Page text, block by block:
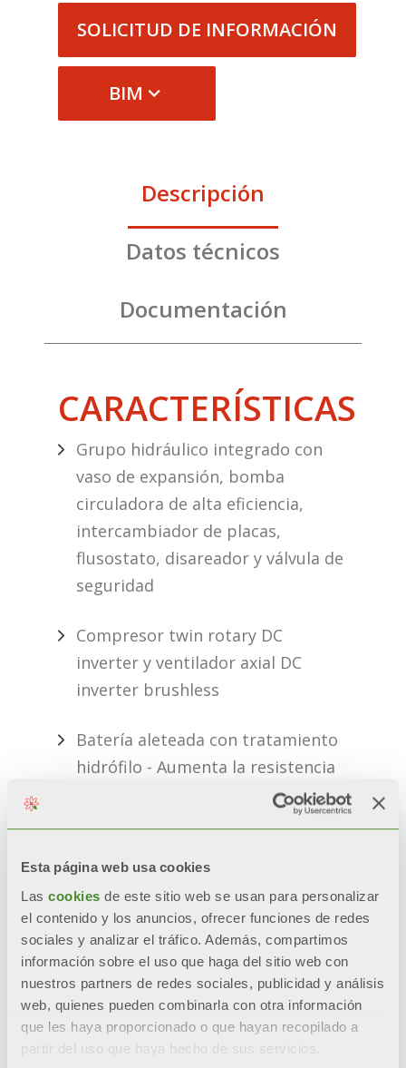
Esta página web usa cookies
Las cookies de este sitio web se usan para personalizar
el contenido y los anuncios, ofrecer funciones de redes
sociales y analizar el tráfico. Además, compartimos
información sobre el uso que haga del sitio web con
nuestros partners de redes sociales, publicidad y análisis
web, quienes pueden combinarla con otra información
que les haya proporcionado o que hayan recopilado a
partir del uso que haya hecho de sus servicios.
SOLICITUD DE INFORMACIÓN
BIM
Descripción
Datos técnicos
Documentación
CARACTERÍSTICAS
Grupo hidráulico integrado con
vaso de expansión, bomba
circuladora de alta eficiencia,
intercambiador de placas,
flusostato, disareador y válvula de
seguridad
Compresor twin rotary DC
inverter y ventilador axial DC
inverter brushless
Batería aleteada con tratamiento
hidrófilo - Aumenta la resistencia
formación de la condensación
Válvula de expansión electrónica
para la optimización del líquido
refrigerante
Resistencia eléctrica en la base
(evita la formación de hielo)
Regulación Climática y función